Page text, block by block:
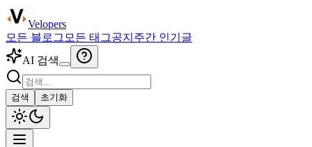
Velopers
모든 블로그 모든 태그공지 주간 인기글
AI 검색
검색 초기화